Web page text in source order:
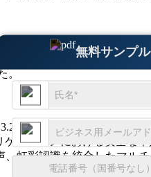
無料サンプ
の強力なデジタル化によ
非接触認証システムの導
。
で2025年には20億
ーションにおける安全な
虹彩認識を統合したマル